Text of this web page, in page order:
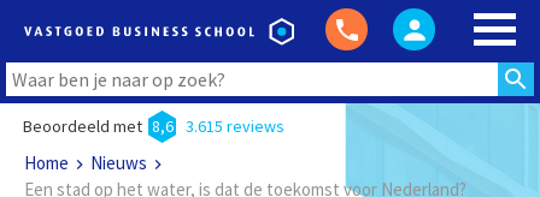
Beoordeeld met 8,6 3.615 reviews
Home
Nieuws
Een stad op het water, is dat de toekomst voor Nederland?